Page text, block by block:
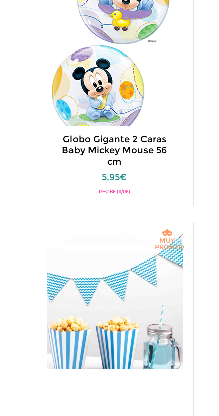
Globo Gigante 2 Caras
Baby Mickey Mouse 56
cm
5,95€
RECIBE (11/08)
MUY
PRONTO